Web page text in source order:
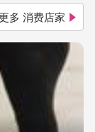
多 消费店家